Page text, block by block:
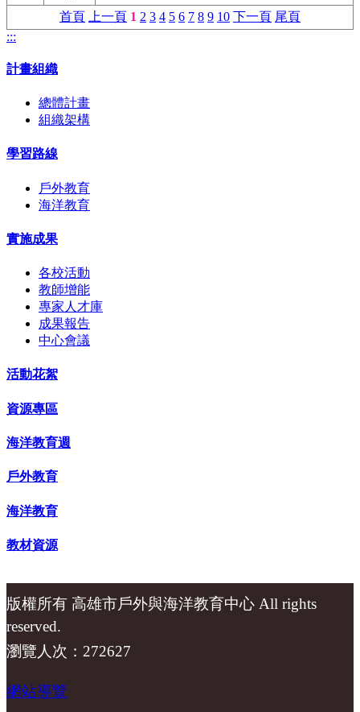
首頁 上一頁 1 2 3 4 5 6 7 8 9 10 下一頁 尾頁
:::
計畫組織
總體計畫
組織架構
學習路線
戶外教育
海洋教育
實施成果
各校活動
教師增能
專家人才庫
成果報告
中心會議
活動花絮
資源專區
海洋教育週
戶外教育
海洋教育
教材資源
版權所有 高雄市戶外與海洋教育中心 All rights
reserved.
瀏覽人次：272627
網站導覽